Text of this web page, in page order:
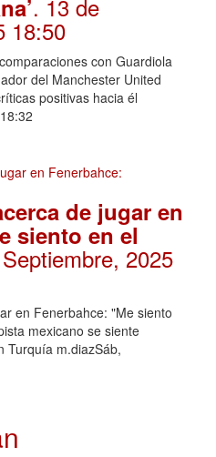
. 13 de
18:50
con Guardiola
del Manchester United
positivas hacia él
de jugar en
siento en el
2025
en Fenerbahce: "Me siento
mexicano se siente
Turquía m.diazSáb,